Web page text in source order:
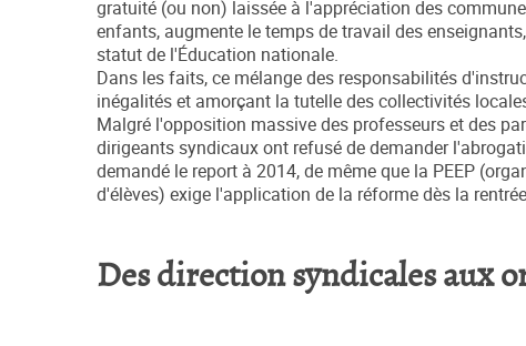
gratuité (ou non) laissée à l'appréciation des
enfants, augmente le temps de travail des
statut de l'Éducation nationale.
Dans les faits, ce mélange des responsabilités
inégalités et amorçant la tutelle des collectivités
Malgré l'opposition massive des professeurs et des
dirigeants syndicaux ont refusé de demander
demandé le report à 2014, de même que la PEEP
d'élèves) exige l'application de la réforme dès la
Des direction syndicales aux